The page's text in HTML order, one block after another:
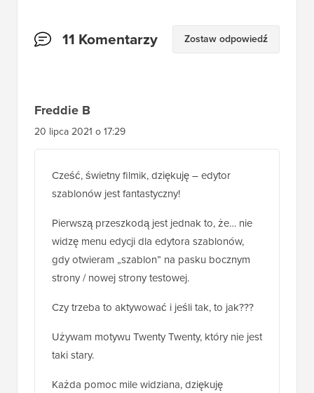
Interakcje
11 Komentarzy Zostaw odpowiedź
Freddie B
20 lipca 2021 o 17:29
Cześć, świetny filmik, dziękuję – edytor
szablonów jest fantastyczny!
Pierwszą przeszkodą jest jednak to, że… nie
widzę menu edycji dla edytora szablonów,
gdy otwieram „szablon” na pasku bocznym
strony / nowej strony testowej.
Czy trzeba to aktywować i jeśli tak, to jak???
Używam motywu Twenty Twenty, który nie jest
taki stary.
Każda pomoc mile widziana, dziękuję